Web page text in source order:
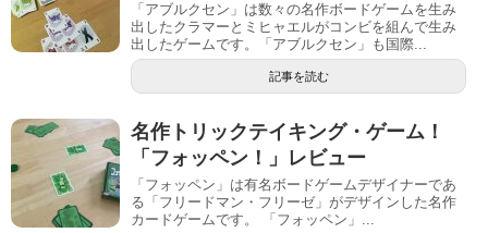
「アブルクセン」は数々の名作ボードゲームを生み
出したクラマーとミヒャエルがコンビを組んで生み
出したゲームです。「アブルクセン」も国際...
記事を読む
名作トリックテイキング・ゲーム！
「フォッペン！」レビュー
「フォッペン」は有名ボードゲームデザイナーであ
る「フリードマン・フリーゼ」がデザインした名作
カードゲームです。 「フォッペン」...